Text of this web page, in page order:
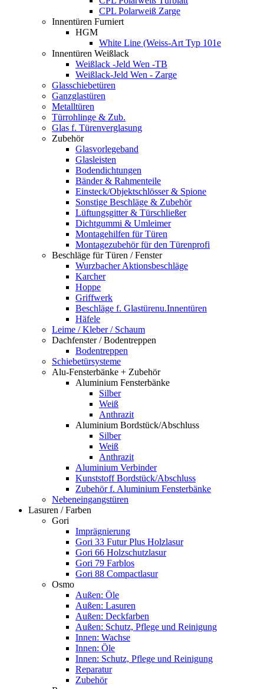
CPL Polarweiß Zarge
Innentüren Furniert
HGM
White Line (Weiss-Art Typ 101e
Innentüren Weißlack
Weißlack -Jeld Wen -TB
Weißlack-Jeld Wen - Zarge
Glasschiebetüren
Ganzglastüren
Metalltüren
Türrohlinge & Zub.
Glas f. Türenverglasung
Zubehör
Glasvorlegeband
Glasleisten
Bodendichtungen
Bänder & Rahmenteile
Einsteck/Objektschlösser & Spione
Sonstige Beschläge & Zubehör
Lüftungsgitter & Türschließer
Dichtgummi & Umleimer
Montagehilfen für Türen
Montagezubehör für den Türenprofi
Beschläge für Türen / Fenster
Wurzbacher Aktionsbeschläge
Karcher
Hoppe
Griffwerk
Beschläge f. Glastürenu.Innentüren
Häfele
Leime / Kleber / Schaum
Dachfenster / Bodentreppen
Bodentreppen
Schiebetürsysteme
Alu-Fensterbänke + Zubehör
Aluminium Fensterbänke
Silber
Weiß
Anthrazit
Aluminium Bordstück/Abschluss
Silber
Weiß
Anthrazit
Aluminium Verbinder
Kunststoff Bordstück/Abschluss
Zubehör f. Aluminium Fensterbänke
Nebeneingangstüren
Lasuren / Farben
Gori
Imprägnierung
Gori 33 Futur Plus Holzlasur
Gori 66 Holzschutzlasur
Gori 79 Farblos
Gori 88 Compactlasur
Osmo
Außen: Öle
Außen: Lasuren
Außen: Deckfarben
Außen: Schutz, Pflege und Reinigung
Innen: Wachse
Innen: Öle
Innen: Schutz, Pflege und Reinigung
Reparatur
Zubehör